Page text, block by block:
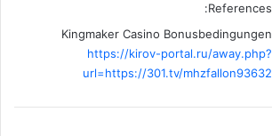
ل
References:
Kingmaker Casino Bonusbedingungen
https://kirov-portal.ru/away.php?
url=https://301.tv/mhzfallon93632